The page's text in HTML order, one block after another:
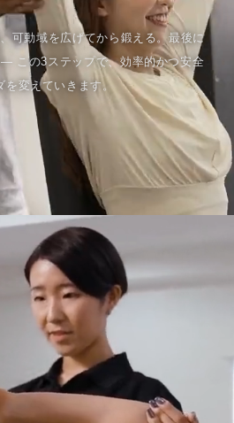
可動域を広げてから鍛える。最後に
この3ステップで、効率的かつ安全
を変えていきます。